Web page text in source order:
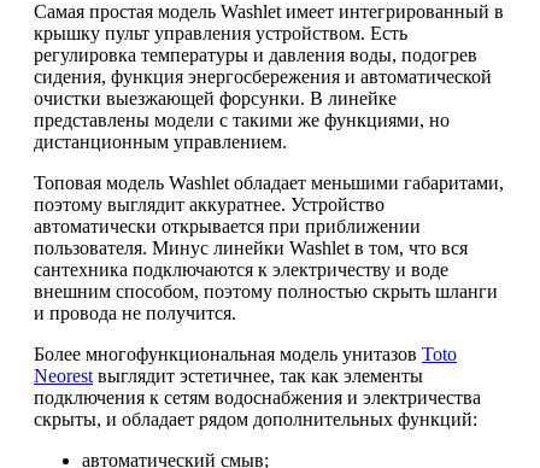
Самая простая модель Washlet имеет интегрированный в
крышку пульт управления устройством. Есть
регулировка температуры и давления воды, подогрев
сидения, функция энергосбережения и автоматической
очистки выезжающей форсунки. В линейке
представлены модели с такими же функциями, но
дистанционным управлением.
Топовая модель Washlet обладает меньшими габаритами,
поэтому выглядит аккуратнее. Устройство
автоматически открывается при приближении
пользователя. Минус линейки Washlet в том, что вся
сантехника подключаются к электричеству и воде
внешним способом, поэтому полностью скрыть шланги
и провода не получится.
Более многофункциональная модель унитазов Toto
Neorest выглядит эстетичнее, так как элементы
подключения к сетям водоснабжения и электричества
скрыты, и обладает рядом дополнительных функций:
автоматический смыв;